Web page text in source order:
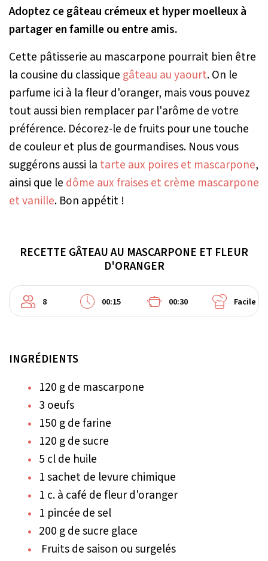
Adoptez ce gâteau crémeux et hyper moelleux à
partager en famille ou entre amis.
Cette pâtisserie au mascarpone pourrait bien être
la cousine du classique gâteau au yaourt. On le
parfume ici à la fleur d'oranger, mais vous pouvez
tout aussi bien remplacer par l'arôme de votre
préférence. Décorez-le de fruits pour une touche
de couleur et plus de gourmandises. Nous vous
suggérons aussi la tarte aux poires et mascarpone,
ainsi que le dôme aux fraises et crème mascarpone
et vanille. Bon appétit !
RECETTE GÂTEAU AU MASCARPONE ET FLEUR
D'ORANGER
8 00:15 00:30 Facile
INGRÉDIENTS
120 g de mascarpone
3 oeufs
150 g de farine
120 g de sucre
5 cl de huile
1 sachet de levure chimique
1 c. à café de fleur d'oranger
1 pincée de sel
200 g de sucre glace
Fruits de saison ou surgelés